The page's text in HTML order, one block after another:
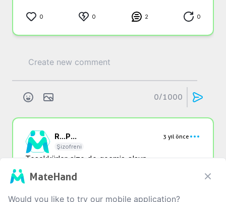
0 0 2 0
0/1000
R...P...
3 yıl önce
Şizofreni
Teşekkürler size de geçmiş olsun.
MateHand
Would you like to try our mobile application?